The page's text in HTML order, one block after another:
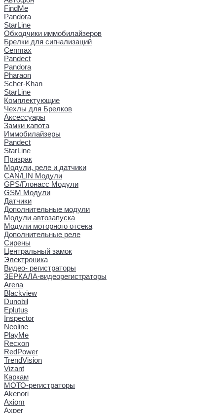
FindMe
Pandora
StarLine
Обходчики иммобилайзеров
Брелки для сигнализаций
Cenmax
Pandect
Pandora
Pharaon
Scher-Khan
StarLine
Комплектующие
Чехлы для Брелков
Аксессуары
Замки капота
Иммобилайзеры
Pandect
StarLine
Призрак
Модули, реле и датчики
CAN/LIN Модули
GPS/Глонасс Модули
GSM Модули
Датчики
Дополнительные модули
Модули автозапуска
Модули моторного отсека
Дополнительные реле
Сирены
Центральный замок
Электроника
Видео- регистраторы
ЗЕРКАЛА-видеорегистраторы
Arena
Blackview
Dunobil
Eplutus
Inspector
Neoline
PlayMe
Recxon
RedPower
TrendVision
Vizant
Каркам
МОТО-регистраторы
Akenori
Axiom
Axper